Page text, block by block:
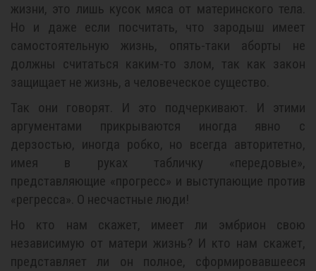
жизни, это лишь кусок мяса от материнского тела.
Но и даже если посчитать, что зародыш имеет
самостоятельную жизнь, опять-таки аборты не
должны считаться каким-то злом, так как закон
защищает не жизнь, а человеческое существо.
Так они говорят. И это подчеркивают. И этими
аргументами прикрываются иногда явно с
дерзостью, иногда робко, но всегда авторитетно,
имея в руках табличку «передовые»,
представляющие «прогресс» и выступающие против
«регресса». О несчастные люди!
Но кто нам скажет, имеет ли эмбрион свою
независимую от матери жизнь? И кто нам скажет,
представляет ли он полное, сформировавшееся